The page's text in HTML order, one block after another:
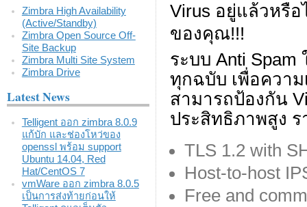
Zimbra High Availability
(Active/Standby)
Zimbra Open Source Off-
Site Backup
Zimbra Multi Site System
Zimbra Drive
Latest News
Telligent ออก zimbra 8.0.9
แก้บัก และช่องโหว่ของ
openssl พร้อม support
Ubuntu 14.04, Red
Hat/CentOS 7
vmWare ออก zimbra 8.0.5
เป็นการส่งท้ายก่อนให้
Virus อยู่แล้วหรือ
ของคุณ!!!
ระบบ Anti
ทุกฉบับ เพื่อความ
สามารถป้องกัน
ประสิทธิภาพสูง ร
TLS 1.2 with
Host-to-host
Free and